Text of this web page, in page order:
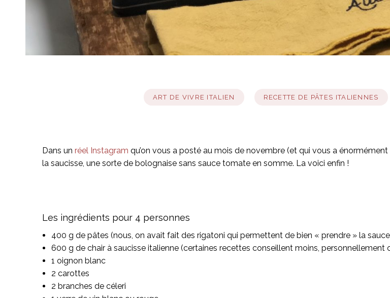
ART DE VIVRE ITALIEN RECETTE DE PÂTES ITALIENNES
Dans un réel Instagram qu’on vous a posté au mois de novembre (et qui vous a
la saucisse, une sorte de bolognaise sans sauce tomate en somme. La voici enfin !
Les ingrédients pour 4 personnes
400 g de pâtes (nous, on avait fait des rigatoni qui permettent de bien « prendre » la
600 g de chair à saucisse italienne (certaines recettes conseillent moins, personnellement
1 oignon blanc
2 carottes
2 branches de céleri